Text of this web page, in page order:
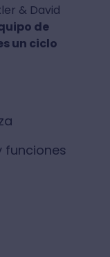
& David
de
un ciclo
funciones